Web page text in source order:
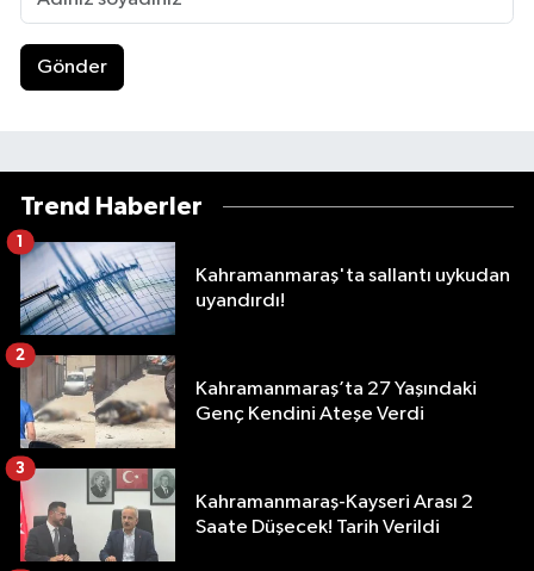
Gönder
Trend Haberler
Kahramanmaraş'ta sallantı uykudan
uyandırdı!
1
Kahramanmaraş’ta 27 Yaşındaki
Genç Kendini Ateşe Verdi
2
Kahramanmaraş-Kayseri Arası 2
Saate Düşecek! Tarih Verildi
3